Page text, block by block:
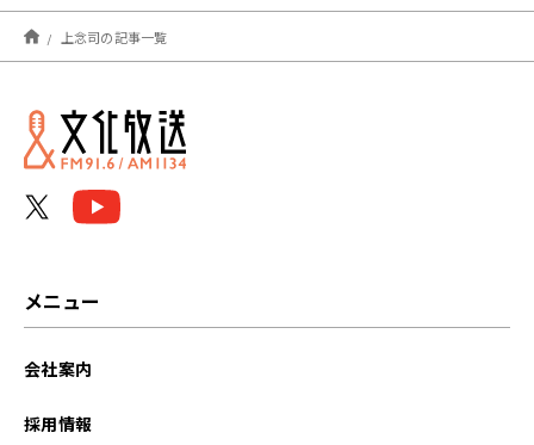
2026年08月
2026年07月
2026年06月
上念司の記事一覧
メニュー
会社案内
採用情報